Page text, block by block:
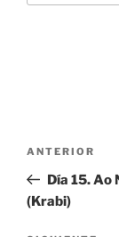
Navegación
entradas
Entrada
anterior:
ANTERIOR
Día 15. Ao
(Krabi)